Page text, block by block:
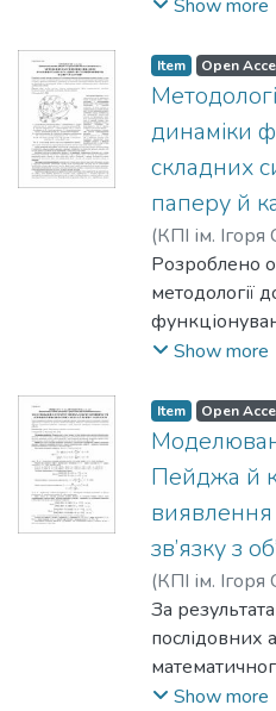
коксування.
подальших
впровадження
температури
кожного з
радіусом
дозволяє
зміну
впродовж
Show more
Item Open
динаміки
складних
паперу й
(КПІ ім. Ігоря
Плосконос, В.
Розроблено
методології
саме
й картону.
моделювання
комп’ютера
процесів, що
наявних
структурних
Show more
Item Open
Пейджа й
виявлення
зв’язку з
(КПІ ім. Ігоря
Оніщенко, В.
За
послідовних
Show more